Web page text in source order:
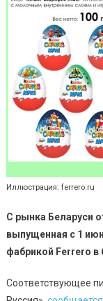
Иллюстрация: ferrero.ru
С рынка Беларуси
выпущенная с 1
фабрикой Ferrero в
Соответствующее